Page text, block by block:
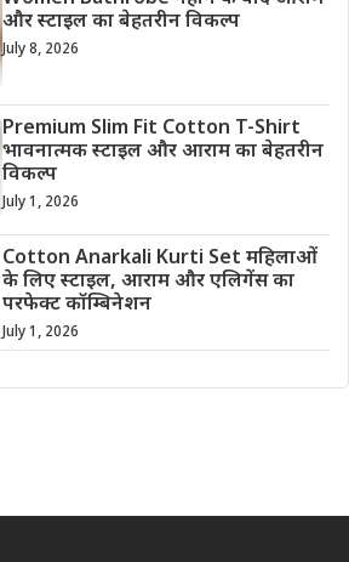
और स्टाइल का बेहतरीन विकल्प
July 8, 2026
Premium Slim Fit Cotton T-Shirt
भावनात्मक स्टाइल और आराम का बेहतरीन
विकल्प
July 1, 2026
Cotton Anarkali Kurti Set महिलाओं
के लिए स्टाइल, आराम और एलिगेंस का
परफेक्ट कॉम्बिनेशन
July 1, 2026